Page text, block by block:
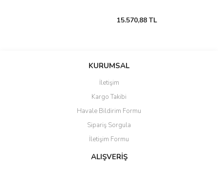
15.570,88 TL
KURUMSAL
İletişim
Kargo Takibi
Havale Bildirim Formu
Sipariş Sorgula
İletişim Formu
ALIŞVERİŞ